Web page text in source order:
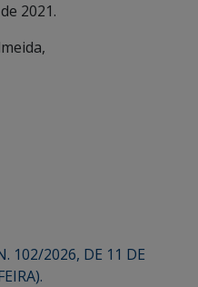
2021.
102/2026, DE 11 DE